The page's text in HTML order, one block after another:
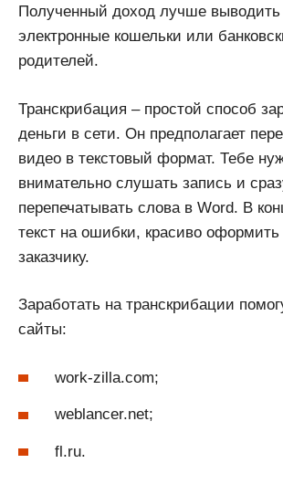
Полученный доход лучше выводить
электронные кошельки или
родителей.
Транскрибация – простой способ
деньги в сети. Он предполагает
видео в текстовый формат. Тебе
внимательно слушать запись и
перепечатывать слова в Word. В
текст на ошибки, красиво
заказчику.
Заработать на транскрибации
сайты:
work-zilla.com;
weblancer.net;
fl.ru.